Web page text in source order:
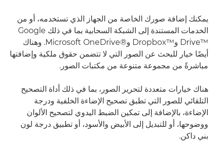
يمكنك إضافة صورك الخاصة من الجهاز الذي تستخدمه، أو من
الخدمات المستندة إلى الشبكة السحابية بما في ذلك Google
Drive™‎ وDropbox™‎ وMicrosoft OneDrive®‎. وهناك
أيضًا خيار للبحث عن الصور التي لا تتضمن حقوق ملكية وإضافتها
مباشرةً من مجموعة متنوعة من مكتبات الصور.
هناك خيارات متعددة لتحرير الصور، بما في ذلك أداة التصحيح
التلقائي للصور التي تطبق تصحيح الإضاءة الخلفية ودرجة
الإضاءة، بالإضافة إلى تمكين الضبط اليدوي لتصحيح الألوان
ووضوحها، أو للتبديل إلى الأبيض والأسود، أو تطبيق درجة لون
بني داكن.